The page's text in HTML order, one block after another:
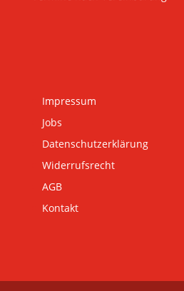
Impressum
Jobs
Datenschutzerklärung
Widerrufsrecht
AGB
Kontakt